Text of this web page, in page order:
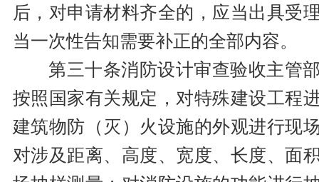
后，对申请材料齐全的，应当出具受
当一次性告知需要补正的全部内容。
第三十条消防设计审查验收主管
按照国家有关规定，对特殊建设工程
建筑物防（灭）火设施的外观进行现
对涉及距离、高度、宽度、长度、面